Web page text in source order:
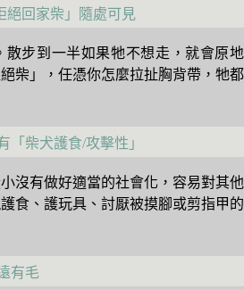
絕回家柴」隨處可見
散步到一半如果牠不想走，就會原地
柴」，任憑你怎麼拉扯胸背帶，牠都
「柴犬護食/攻擊性」
沒有做好適當的社會化，容易對其他
食、護玩具、討厭被摸腳或剪指甲的
有毛